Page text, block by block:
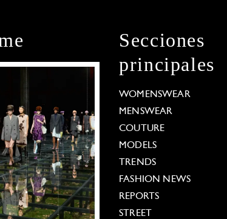
Secciones
principales
WOMENSWEAR
MENSWEAR
COUTURE
MODELS
TRENDS
FASHION NEWS
REPORTS
STREET